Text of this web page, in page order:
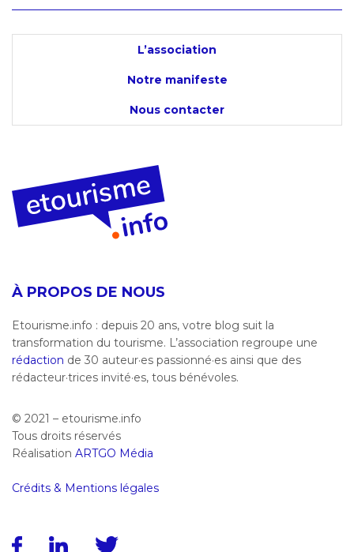
L’association
Notre manifeste
Nous contacter
À PROPOS DE NOUS
Etourisme.info : depuis 20 ans, votre blog suit la
transformation du tourisme. L’association regroupe une
rédaction de 30 auteur·es passionné·es ainsi que des
rédacteur·trices invité·es, tous bénévoles.
© 2021 – etourisme.info
Tous droits réservés
Réalisation ARTGO Média
Crédits & Mentions légales